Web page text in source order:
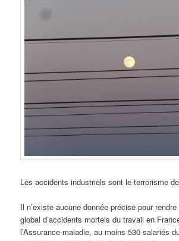
Les accidents industriels sont le terrorisme
Il n’existe aucune donnée précise pour
global d’accidents mortels du travail en
l’Assurance-maladie, au moins 530 salariés